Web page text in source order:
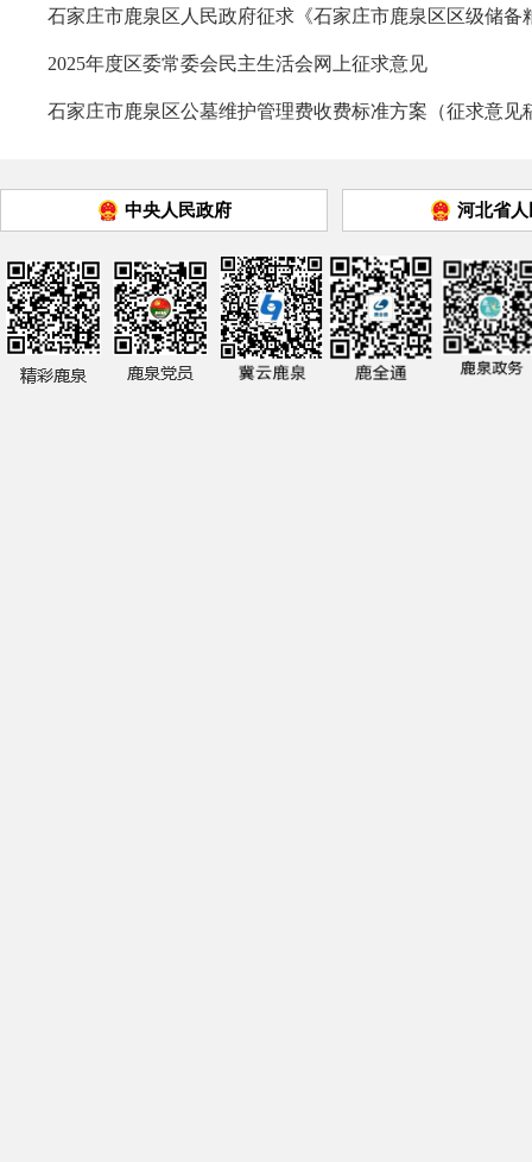
石家庄市鹿泉区人民政府征求《石家庄市鹿泉区区级储备
2025年度区委常委会民主生活会网上征求意见
石家庄市鹿泉区公墓维护管理费收费标准方案（征求意见